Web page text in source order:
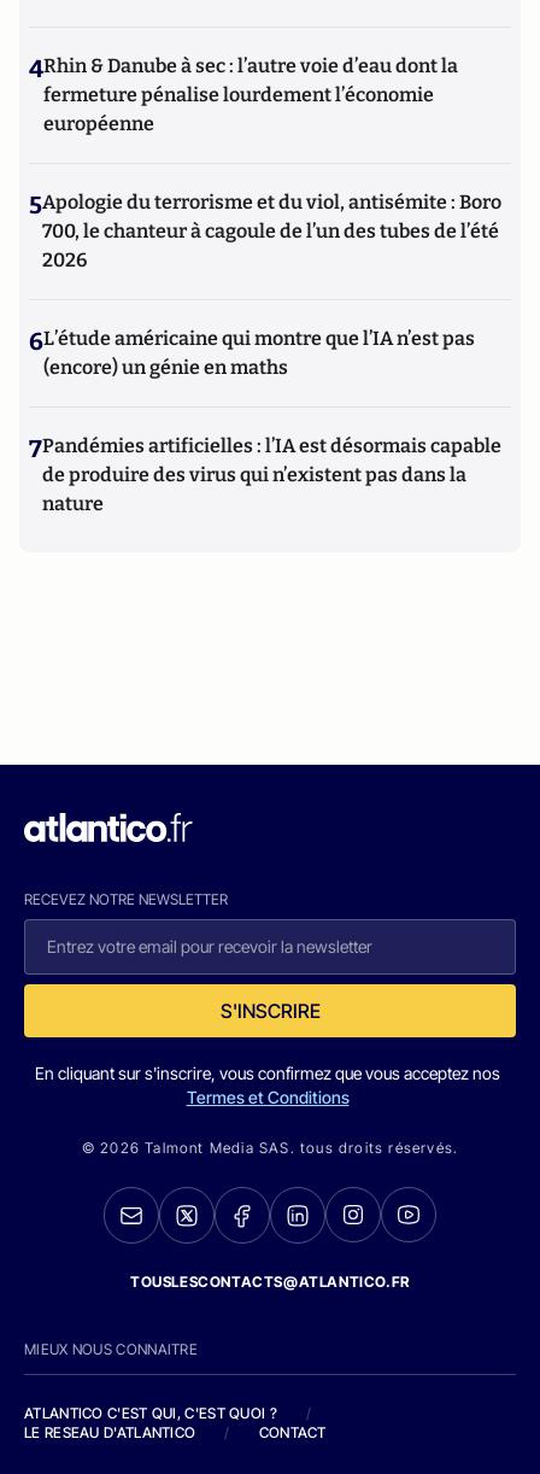
4Rhin & Danube à sec : l’autre voie d’eau dont la
fermeture pénalise lourdement l’économie
européenne
5Apologie du terrorisme et du viol, antisémite : Boro
700, le chanteur à cagoule de l’un des tubes de l’été
2026
6L’étude américaine qui montre que l’IA n’est pas
(encore) un génie en maths
7Pandémies artificielles : l’IA est désormais capable
de produire des virus qui n’existent pas dans la
nature
RECEVEZ NOTRE NEWSLETTER
S'INSCRIRE
En cliquant sur s'inscrire, vous confirmez que vous acceptez nos
Termes et Conditions
© 2026 Talmont Media SAS. tous droits réservés.
TOUSLESCONTACTS@ATLANTICO.FR
MIEUX NOUS CONNAITRE
ATLANTICO C'EST QUI, C'EST QUOI ?
/
LE RESEAU D'ATLANTICO
/ CONTACT